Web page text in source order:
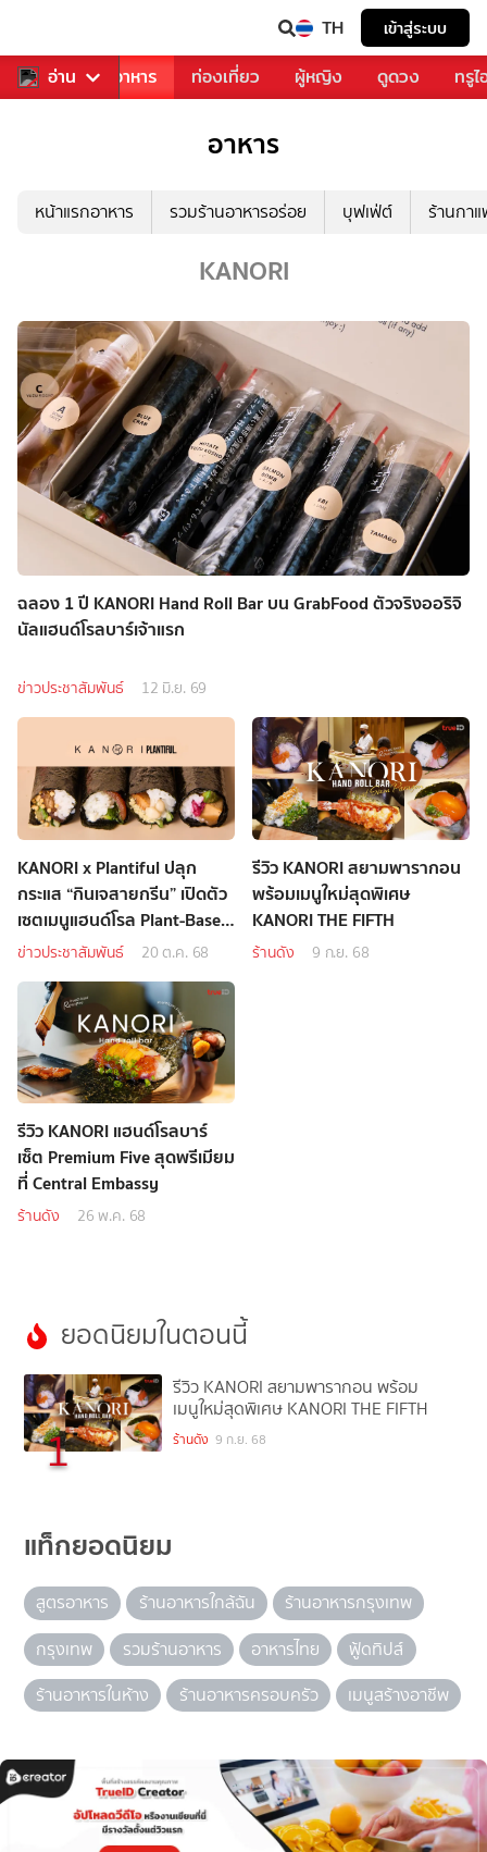
TH เข้าสู่ระบบ
อ่าน
การเพลง อาหาร ท่องเที่ยว ผู้หญิง ดูดวง ทรู
อาหาร
หน้าแรกอาหาร รวมร้านอาหารอร่อย บุฟเฟ่ต์ ร้านกา
KANORI
ฉลอง 1 ปี KANORI Hand Roll Bar บน GrabFood ตัวจริงออริจิ
นัลแฮนด์โรลบาร์เจ้าแรก
ข่าวประชาสัมพันธ์ 12 มิ.ย. 69
KANORI x Plantiful ปลุก
กระแส “กินเจสายกรีน” เปิดตัว
เซตเมนูแฮนด์โรล Plant-Based
ต้อนรับเทศกาลกินเจ
ข่าวประชาสัมพันธ์ 20 ต.ค. 68
รีวิว KANORI สยามพารากอน
พร้อมเมนูใหม่สุดพิเศษ
KANORI THE FIFTH
ร้านดัง 9 ก.ย. 68
รีวิว KANORI แฮนด์โรลบาร์
เซ็ต Premium Five สุดพรีเมียม
ที่ Central Embassy
ร้านดัง 26 พ.ค. 68
ยอดนิยมในตอนนี้
1
รีวิว KANORI สยามพารากอน พร้อม
เมนูใหม่สุดพิเศษ KANORI THE FIFTH
ร้านดัง 9 ก.ย. 68
แท็กยอดนิยม
สูตรอาหาร ร้านอาหารใกล้ฉัน
ร้านอาหารกรุงเทพ
กรุงเทพ
รวมร้านอาหาร อาหารไทย
ฟู้ดทิปส์
ร้านอาหารในห้าง
ร้านอาหารครอบครัว เมนูสร้างอาชีพ